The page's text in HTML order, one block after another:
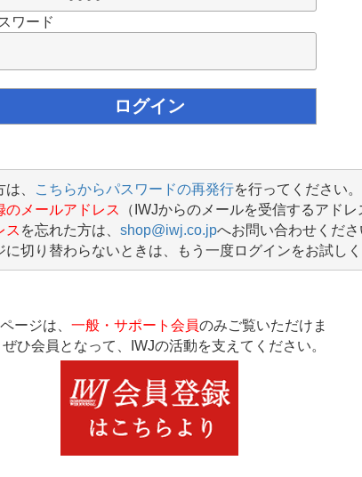
ワード
、 こちらからパスワードの再発行を行ってください。
のメールアドレス （IWJからのメールを受信するアドレ
ス を忘れた方は、 shop@iwj.co.jpへお問い合わせくださ
に切り替わらないときは、もう一度ログインをお試しく
ージは、 一般・サポート会員のみご覧いただけま
ひ会員となって、IWJの活動を支えてください。